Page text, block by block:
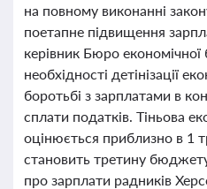
на повному виконанні
поетапне підвищення
керівник Бюро
необхідності детінізації
боротьбі з зарплатами в
сплати податків. Тіньова
оцінюється приблизно в 1
становить третину
про зарплати радників